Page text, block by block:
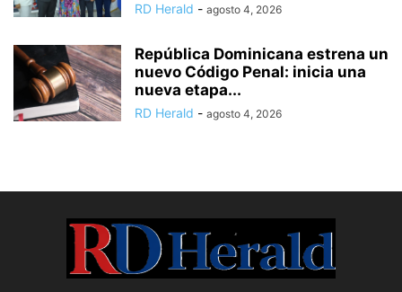
RD Herald - agosto 4, 2026
República Dominicana estrena un
nuevo Código Penal: inicia una
nueva etapa...
RD Herald - agosto 4, 2026